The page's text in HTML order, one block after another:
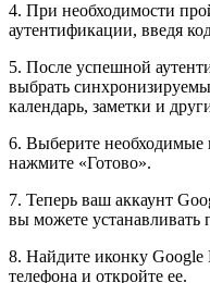
4. При необходимости
аутентификации, введя
5. После успешной
выбрать
календарь, заметки и
6. Выберите необходимые
нажмите «Готово».
7. Теперь ваш аккаунт
вы можете устанавливать
8. Найдите иконку Google
телефона и откройте ее.